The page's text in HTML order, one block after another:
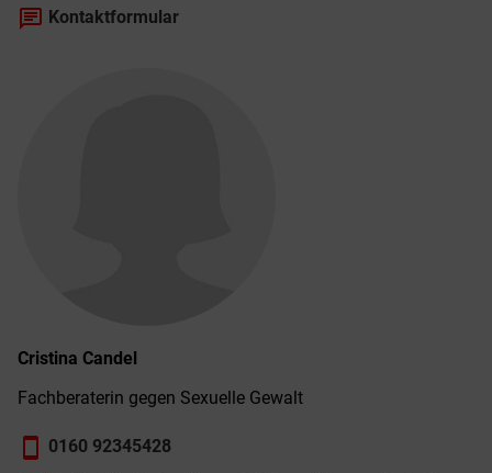
chat Kontaktformular
Cristina Candel
Fachberaterin gegen Sexuelle Gewalt
smartphone 0160 92345428